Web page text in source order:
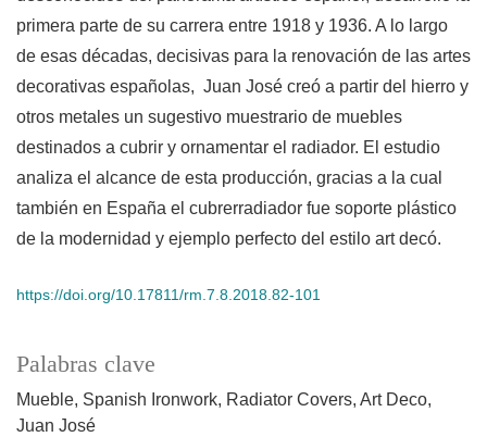
Palabras clave
Mueble Spanish Ironwork Radiator Covers Art Deco
Juan José
primera parte de su carrera entre 1918 y 1936. A lo largo
de esas décadas, decisivas para la renovación de las artes
decorativas españolas, Juan José creó a partir del hierro y
otros metales un sugestivo muestrario de muebles
destinados a cubrir y ornamentar el radiador. El estudio
analiza el alcance de esta producción, gracias a la cual
también en España el cubrerradiador fue soporte plástico
de la modernidad y ejemplo perfecto del estilo art decó.
https://doi.org/10.17811/rm.7.8.2018.82-101